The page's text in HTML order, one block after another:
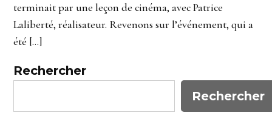
terminait par une leçon de cinéma, avec Patrice
Laliberté, réalisateur. Revenons sur l’événement, qui a
été […]
Rechercher
Rechercher